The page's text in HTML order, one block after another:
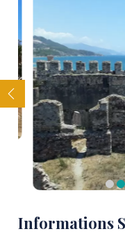
Informations